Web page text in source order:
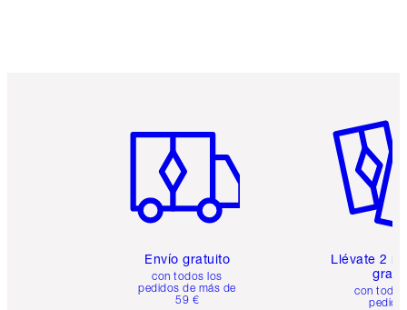
Envío gratuito
con todos los
pedidos de más de
59 €
Llévate 2
gratis
con